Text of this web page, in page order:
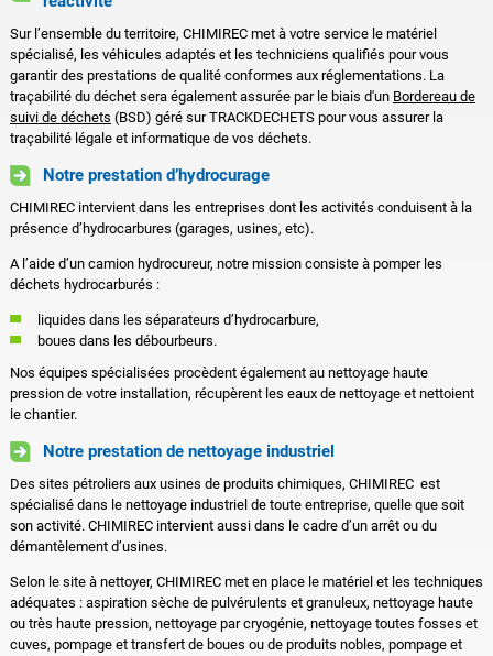
Sur l’ensemble du territoire, CHIMIREC met à votre service le matériel
spécialisé, les véhicules adaptés et les techniciens qualifiés pour vous
garantir des prestations de qualité conformes aux réglementations. La
traçabilité du déchet sera également assurée par le biais d'un Bordereau de
suivi de déchets (BSD) géré sur TRACKDECHETS pour vous assurer la
traçabilité légale et informatique de vos déchets.
Notre prestation d’hydrocurage
CHIMIREC intervient dans les entreprises dont les activités conduisent à la
présence d’hydrocarbures (garages, usines, etc).
A l’aide d’un camion hydrocureur, notre mission consiste à pomper les
déchets hydrocarburés :
liquides dans les séparateurs d’hydrocarbure,
boues dans les débourbeurs.
Nos équipes spécialisées procèdent également au nettoyage haute
pression de votre installation, récupèrent les eaux de nettoyage et nettoient
le chantier.
Notre prestation de nettoyage industriel
Des sites pétroliers aux usines de produits chimiques, CHIMIREC est
spécialisé dans le nettoyage industriel de toute entreprise, quelle que soit
son activité. CHIMIREC intervient aussi dans le cadre d’un arrêt ou du
démantèlement d’usines.
Selon le site à nettoyer, CHIMIREC met en place le matériel et les techniques
adéquates : aspiration sèche de pulvérulents et granuleux, nettoyage haute
ou très haute pression, nettoyage par cryogénie, nettoyage toutes fosses et
cuves, pompage et transfert de boues ou de produits nobles, pompage et